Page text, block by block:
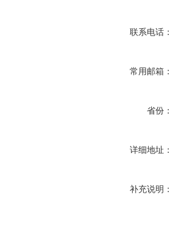
联系电话：
常用邮箱：
省份：
详细地址：
补充说明：